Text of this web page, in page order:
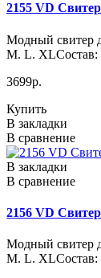
2155 VD
Модный свитер
M. L. XLСостав:
3699р.
Купить
В закладки
В сравнение
В закладки
В сравнение
2156 VD
Модный свитер
M. L. XLСостав: